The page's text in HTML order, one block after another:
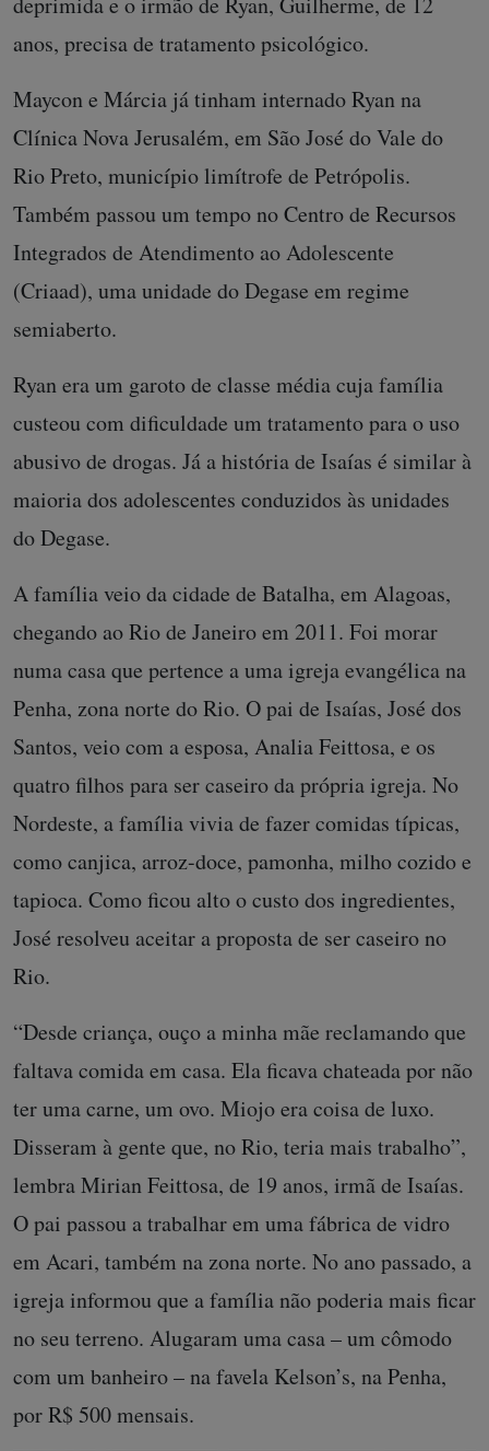
anos, precisa de tratamento psicológico.
Maycon e Márcia já tinham internado Ryan na
Clínica Nova Jerusalém, em São José do Vale do
Rio Preto, município limítrofe de Petrópolis.
Também passou um tempo no Centro de Recursos
Integrados de Atendimento ao Adolescente
(Criaad), uma unidade do Degase em regime
semiaberto.
Ryan era um garoto de classe média cuja família
custeou com dificuldade um tratamento para o uso
abusivo de drogas. Já a história de Isaías é similar à
maioria dos adolescentes conduzidos às unidades
do Degase.
A família veio da cidade de Batalha, em Alagoas,
chegando ao Rio de Janeiro em 2011. Foi morar
numa casa que pertence a uma igreja evangélica na
Penha, zona norte do Rio. O pai de Isaías, José dos
Santos, veio com a esposa, Analia Feittosa, e os
quatro filhos para ser caseiro da própria igreja. No
Nordeste, a família vivia de fazer comidas típicas,
como canjica, arroz-doce, pamonha, milho cozido e
tapioca. Como ficou alto o custo dos ingredientes,
José resolveu aceitar a proposta de ser caseiro no
Rio.
“Desde criança, ouço a minha mãe reclamando que
faltava comida em casa. Ela ficava chateada por não
ter uma carne, um ovo. Miojo era coisa de luxo.
Disseram à gente que, no Rio, teria mais trabalho”,
lembra Mirian Feittosa, de 19 anos, irmã de Isaías.
O pai passou a trabalhar em uma fábrica de vidro
em Acari, também na zona norte. No ano passado, a
igreja informou que a família não poderia mais ficar
no seu terreno. Alugaram uma casa – um cômodo
com um banheiro – na favela Kelson’s, na Penha,
por R$ 500 mensais.